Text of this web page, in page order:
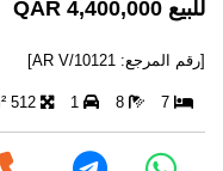
للبيع 4,400,000 QAR
[رقم المرجع: AR V/10121]
7
8
1
512 m²